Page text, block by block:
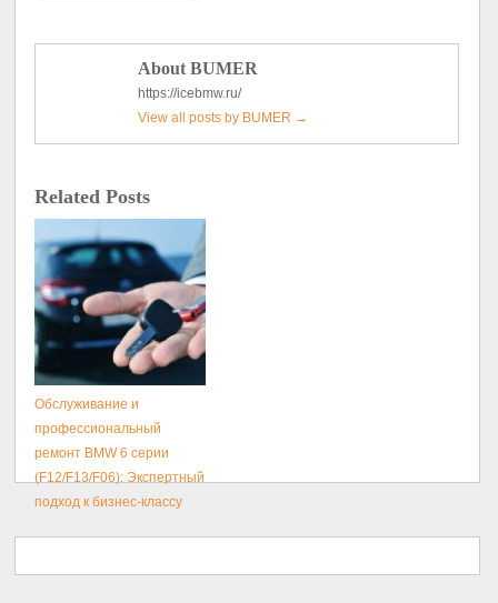
About BUMER
https://icebmw.ru/
View all posts by BUMER →
Related Posts
Обслуживание и
профессиональный
ремонт BMW 6 серии
(F12/F13/F06): Экспертный
подход к бизнес-классу